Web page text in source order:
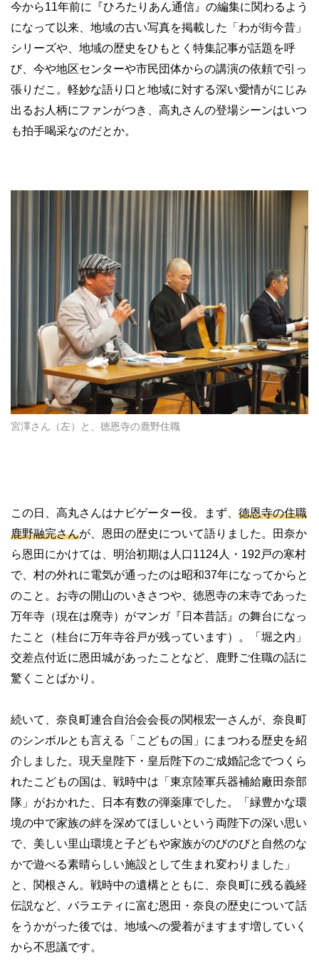
今から11年前に『ひろたりあん通信』の編集に関わるよう
になって以来、地域の古い写真を掲載した「わが街今昔」
シリーズや、地域の歴史をひもとく特集記事が話題を呼
び、今や地区センターや市民団体からの講演の依頼で引っ
張りだこ。軽妙な語り口と地域に対する深い愛情がにじみ
出るお人柄にファンがつき、高丸さんの登場シーンはいつ
も拍手喝采なのだとか。
宮澤さん（左）と、徳恩寺の鹿野住職
この日、高丸さんはナビゲーター役。まず、 徳恩寺の住職
鹿野融完さんが、恩田の歴史について語りました。田奈か
ら恩田にかけては、明治初期は人口1124人・192戸の寒村
で、村の外れに電気が通ったのは昭和37年になってからと
のこと。お寺の開山のいきさつや、徳恩寺の末寺であった
万年寺（現在は廃寺）がマンガ『日本昔話』の舞台になっ
たこと（桂台に万年寺谷戸が残っています）。「堀之内」
交差点付近に恩田城があったことなど、鹿野ご住職の話に
驚くことばかり。
続いて、奈良町連合自治会会長の関根宏一さんが、奈良町
のシンボルとも言える「こどもの国」にまつわる歴史を紹
介しました。現天皇陛下・皇后陛下のご成婚記念でつくら
れたこどもの国は、戦時中は「東京陸軍兵器補給廠田奈部
隊」がおかれた、日本有数の弾薬庫でした。「緑豊かな環
境の中で家族の絆を深めてほしいという両陛下の深い思い
で、美しい里山環境と子どもや家族がのびのびと自然のな
かで遊べる素晴らしい施設として生まれ変わりました」
と、関根さん。戦時中の遺構とともに、奈良町に残る義経
伝説など、バラエティに富む恩田・奈良の歴史について話
をうかがった後では、地域への愛着がますます増していく
から不思議です。